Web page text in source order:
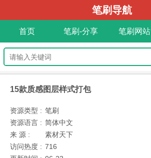
笔刷导航
首页 笔刷-分享 笔刷网站
15款质感图层样式打包
资源类型 : 笔刷
资源语言 : 简体中文
来 源 :
素材天下
访问热度 : 716